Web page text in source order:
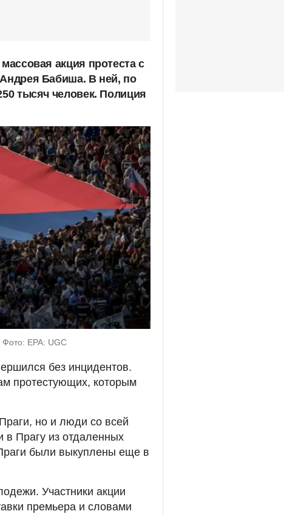
акция протеста с
Бабиша. В ней, по
тысяч человек. Полиция
EPA: UGC
без инцидентов.
протестующих, которым
но и люди со всей
в Прагу из отдаленных
были выкуплены еще в
Участники акции
премьера и словами